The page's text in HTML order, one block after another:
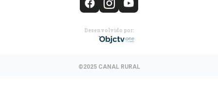
Desenvolvido por:
©2025 CANAL RURAL